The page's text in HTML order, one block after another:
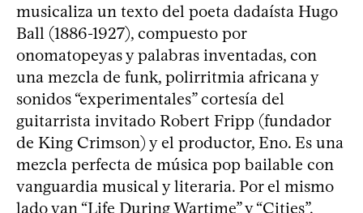
musicaliza un texto del poeta dadaísta Hugo
Ball (1886-1927), compuesto por
onomatopeyas y palabras inventadas, con
una mezcla de funk, polirritmia africana y
sonidos “experimentales” cortesía del
guitarrista invitado Robert Fripp (fundador
de King Crimson) y el productor, Eno. Es una
mezcla perfecta de música pop bailable con
vanguardia musical y literaria. Por el mismo
lado van “Life During Wartime” y “Cities”.